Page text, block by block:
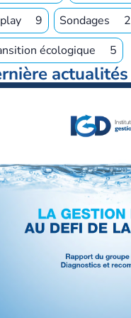
9 Sondages
2
écologique
5
actualités